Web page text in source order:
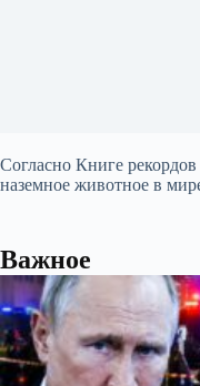
Согласно Книге
наземное животное в
Важное